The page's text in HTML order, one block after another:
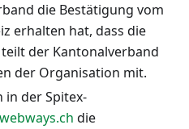
die Bestätigung vom
erhalten hat, dass die
der Kantonalverband
der Organisation mit.
in der Spitex-
die